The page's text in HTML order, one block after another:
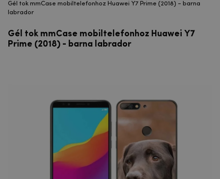
Gél tok mmCase mobiltelefonhoz Huawei Y7 Prime (2018) - barna
labrador
Gél tok mmCase mobiltelefonhoz Huawei Y7
Prime (2018) - barna labrador